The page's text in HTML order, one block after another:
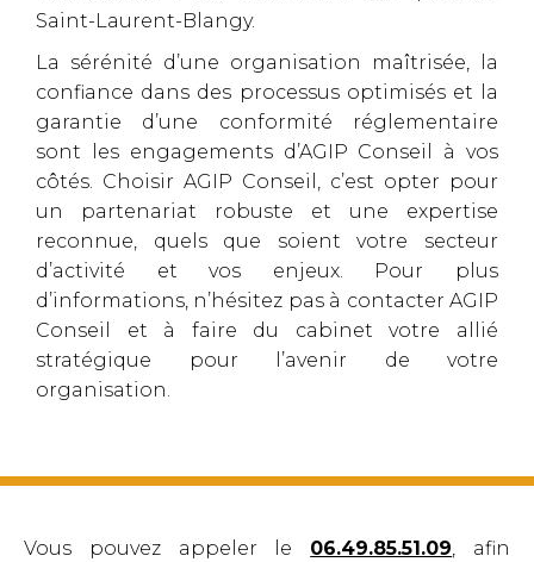
Saint-Laurent-Blangy.
La sérénité d’une organisation maîtrisée, la
confiance dans des processus optimisés et la
garantie d’une conformité réglementaire
sont les engagements d’AGIP Conseil à vos
côtés. Choisir AGIP Conseil, c’est opter pour
un partenariat robuste et une expertise
reconnue, quels que soient votre secteur
d’activité et vos enjeux. Pour plus
d’informations, n’hésitez pas à contacter AGIP
Conseil et à faire du cabinet votre allié
stratégique pour l’avenir de votre
organisation.
Vous pouvez appeler le 06.49.85.51.09 , afin